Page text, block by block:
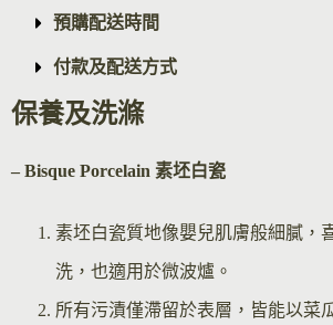
預購配送時間
付款及配送方式
保養及洗滌
– Bisque Porcelain 素坯白瓷
素坯白瓷質地像嬰兒肌膚般細膩，
洗，也適用於微波爐。
所有污漬僅滯留於表層，皆能以菜